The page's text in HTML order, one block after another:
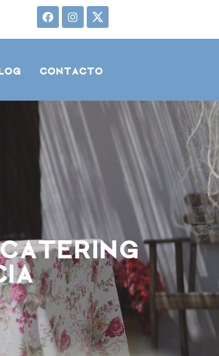
Contacto
catering